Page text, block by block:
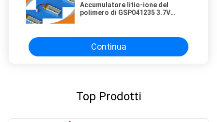
Accumulatore litio-ione del
polimero di GSP041235 3.7V
Continua
Top Prodotti